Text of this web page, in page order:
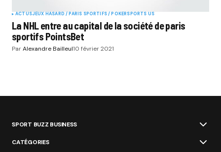
ACTUSJEUX HASARD / PARIS SPORTIFS / POKERSPORTS US
La NHL entre au capital de la société de paris
sportifs PointsBet
ParAlexandre Bailleul10 février 2021
SPORT BUZZ BUSINESS
CATÉGORIES